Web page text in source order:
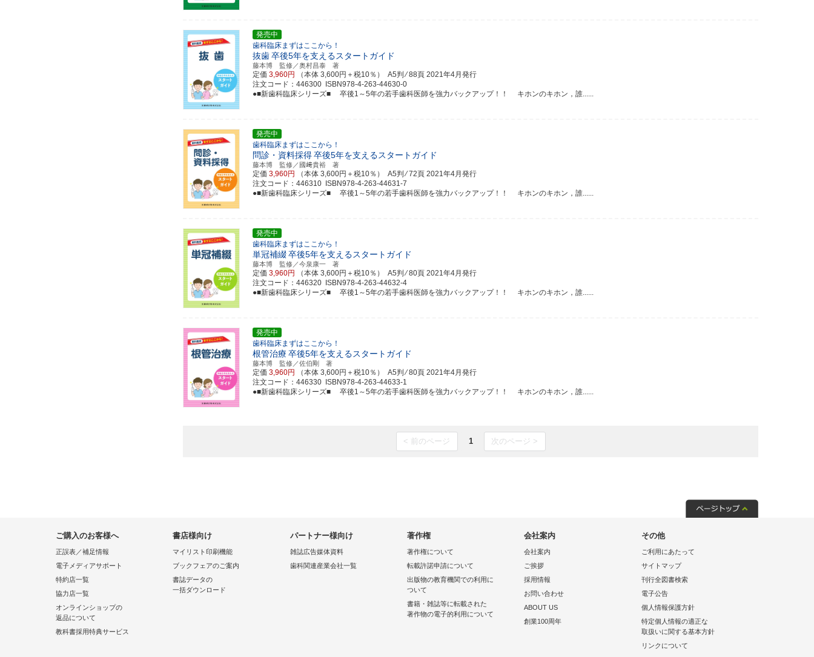
発売中
歯科臨床まずはここから！
抜歯卒後5年を支えるスタートガイド
藤本博 監修／奥村昌泰 著
定価 3,960円 （本体 3,600円＋税10％） A5判 ⁄ 88頁 2021年4月発行
注文コード：446300 ISBN978-4-263-44630-0
●■新歯科臨床シリーズ■ 卒後1～5年の若手歯科医師を強力バックアップ！！ キホンのキホン，誰......
発売中
歯科臨床まずはここから！
問診・資料採得卒後5年を支えるスタートガイド
藤本博 監修／國﨑貴裕 著
定価 3,960円 （本体 3,600円＋税10％） A5判 ⁄ 72頁 2021年4月発行
注文コード：446310 ISBN978-4-263-44631-7
●■新歯科臨床シリーズ■ 卒後1～5年の若手歯科医師を強力バックアップ！！ キホンのキホン，誰......
発売中
歯科臨床まずはここから！
単冠補綴卒後5年を支えるスタートガイド
藤本博 監修／今泉康一 著
定価 3,960円 （本体 3,600円＋税10％） A5判 ⁄ 80頁 2021年4月発行
注文コード：446320 ISBN978-4-263-44632-4
●■新歯科臨床シリーズ■ 卒後1～5年の若手歯科医師を強力バックアップ！！ キホンのキホン，誰......
発売中
歯科臨床まずはここから！
根管治療 卒後5年を支えるスタートガイド
藤本博 監修／佐伯剛 著
定価 3,960円 （本体 3,600円＋税10％） A5判 ⁄ 80頁 2021年4月発行
注文コード：446330 ISBN978-4-263-44633-1
●■新歯科臨床シリーズ■ 卒後1～5年の若手歯科医師を強力バックアップ！！ キホンのキホン，誰......
< 前のページ 1 次のページ >
ご購入のお客様へ
正誤表／補足情報
電子メディアサポート
特約店一覧
協力店一覧
オンラインショップの
返品について
教科書採用特典サービス
書店様向け
マイリスト印刷機能
ブックフェアのご案内
書誌データの
一括ダウンロード
パートナー様向け
雑誌広告媒体資料
歯科関連産業会社一覧
著作権
著作権について
転載許諾申請について
出版物の教育機関での利用に
ついて
書籍・雑誌等に転載された
著作物の電子的利用について
会社案内
会社案内
ご挨拶
採用情報
お問い合わせ
ABOUT US
創業100周年
その他
ご利用にあたって
サイトマップ
刊行全図書検索
電子公告
個人情報保護方針
特定個人情報の適正な
取扱いに関する基本方針
リンクについて